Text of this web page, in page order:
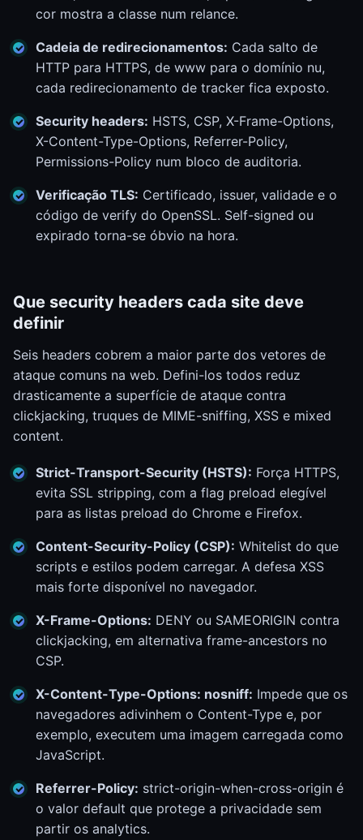
cor mostra a classe num relance.
Cadeia de redirecionamentos: Cada salto de
HTTP para HTTPS, de www para o domínio nu,
cada redirecionamento de tracker fica exposto.
Security headers: HSTS, CSP, X-Frame-Options,
X-Content-Type-Options, Referrer-Policy,
Permissions-Policy num bloco de auditoria.
Verificação TLS: Certificado, issuer, validade e o
código de verify do OpenSSL. Self-signed ou
expirado torna-se óbvio na hora.
Que security headers cada site deve
definir
Seis headers cobrem a maior parte dos vetores de
ataque comuns na web. Defini-los todos reduz
drasticamente a superfície de ataque contra
clickjacking, truques de MIME-sniffing, XSS e mixed
content.
Strict-Transport-Security (HSTS): Força HTTPS,
evita SSL stripping, com a flag preload elegível
para as listas preload do Chrome e Firefox.
Content-Security-Policy (CSP): Whitelist do que
scripts e estilos podem carregar. A defesa XSS
mais forte disponível no navegador.
X-Frame-Options: DENY ou SAMEORIGIN contra
clickjacking, em alternativa frame-ancestors no
CSP.
X-Content-Type-Options: nosniff: Impede que os
navegadores adivinhem o Content-Type e, por
exemplo, executem uma imagem carregada como
JavaScript.
Referrer-Policy: strict-origin-when-cross-origin é
o valor default que protege a privacidade sem
partir os analytics.